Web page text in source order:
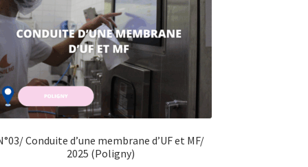
Conduite d’une membrane d’UF et MF/
2025 (Poligny)